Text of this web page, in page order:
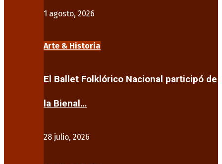
1 agosto, 2026
Arte & Historia
El Ballet Folklórico Nacional participó de
la Bienal…
28 julio, 2026